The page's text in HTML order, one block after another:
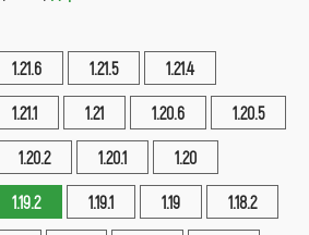
1.21.6 1.21.5 1.21.4
1.21.1 1.21 1.20.6 1.20.5
1.20.2 1.20.1 1.20
1.19.2 1.19.1 1.19 1.18.2